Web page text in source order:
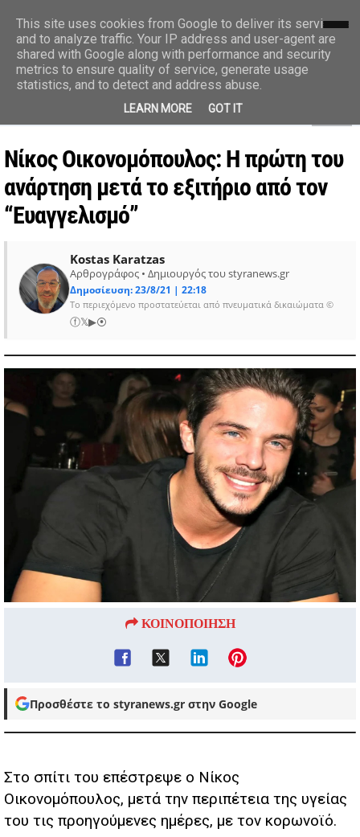
styranews.gr
Ειδήσεις-Γεγονότα-Επικαιρότητα
Νίκος Οικονομόπουλος: Η πρώτη του
ανάρτηση μετά το εξιτήριο από τον
“Ευαγγελισμό”
Kostas Karatzas
Αρθρογράφος • Δημιουργός του styranews.gr
Δημοσίευση: 23/8/21 | 22:18
Το περιεχόμενο προστατεύεται από πνευματικά δικαιώματα ©
ⓕ𝕏▶⦿
ΚΟΙΝΟΠΟΙΗΣΗ
Προσθέστε το styranews.gr στην Google
Στο σπίτι του επέστρεψε ο Νίκος
Οικονομόπουλος, μετά την περιπέτεια της υγείας
του τις προηγούμενες ημέρες, με τον κορωνοϊό.
This site uses cookies from Google to deliver its services
and to analyze traffic. Your IP address and user-agent are
shared with Google along with performance and security
metrics to ensure quality of service, generate usage
statistics, and to detect and address abuse.
LEARN MORE GOT IT